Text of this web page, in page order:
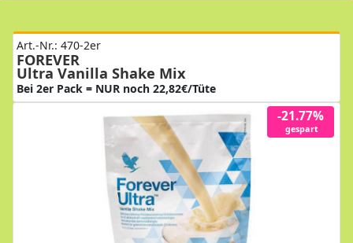
Art.-Nr.: 470-2er
FOREVER
Ultra Vanilla Shake Mix
Bei 2er Pack = NUR noch 22,82€/Tüte
-21.77%
gespart